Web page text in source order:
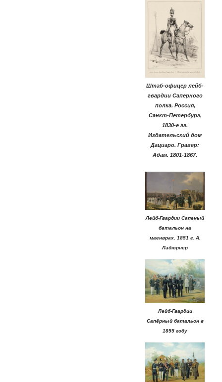
Штаб-офицер лейб-
гвардии Саперного
полка. Россия,
Санкт-Петербург,
1830-е гг.
Издательский дом
Дациаро. Гравер:
Адам. 1801-1867.
Лейб-Гвардии Сапеный
батальон на
маенврах. 1851 г. А.
Ладюрнер
Лейб-Гвардии
Сапёрный батальон в
1855 году